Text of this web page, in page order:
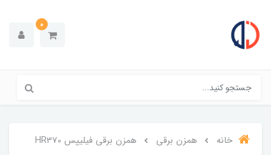
0
خانه همزن برقی همزن برقی فیلیپس HR370